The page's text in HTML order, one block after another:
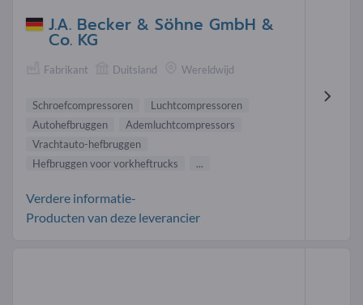
J.A. Becker & Söhne GmbH &
Co. KG
Fabrikant Duitsland Wereldwijd
Schroefcompressoren
Luchtcompressoren
Autohefbruggen
Ademluchtcompressors
Vrachtauto-hefbruggen
Hefbruggen voor vorkheftrucks
...
Verdere informatie-
Producten van deze leverancier